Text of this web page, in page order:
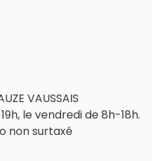
VAUSSAIS
le vendredi de 8h-18h.
non surtaxé